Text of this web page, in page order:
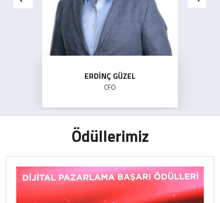
ERDINÇ GÜZEL
CFO
Ödüllerimiz